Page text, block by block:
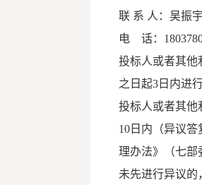
联 系 人：吴振
电 话：
投标人或者其他
之日起3日内进
投标人或者其他
10日内（异议
理办法》（七部
未先进行异议的